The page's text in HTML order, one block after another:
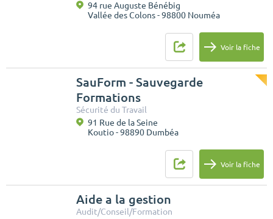
94 rue Auguste Bénébig
Vallée des Colons - 98800 Nouméa
Voir la fiche
SauForm - Sauvegarde
Formations
Sécurité du Travail
91 Rue de la Seine
Koutio - 98890 Dumbéa
Voir la fiche
Aide a la gestion
Audit/Conseil/Formation